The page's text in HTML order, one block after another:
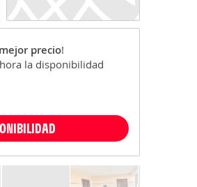
mejor precio!
la disponibilidad